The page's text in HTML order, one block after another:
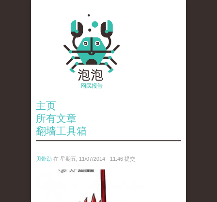
主页
所有文章
翻墙工具箱
贝带劲 在 星期五, 11/07/2014 - 11:46 提交
untitled.jpg